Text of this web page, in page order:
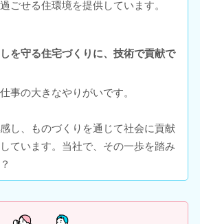
ごせる住環境を提供しています。
を守る住宅づくりに、技術で貢献で
の大きなやりがいです。
し、ものづくりを通じて社会に貢献
ています。当社で、その一歩を踏み